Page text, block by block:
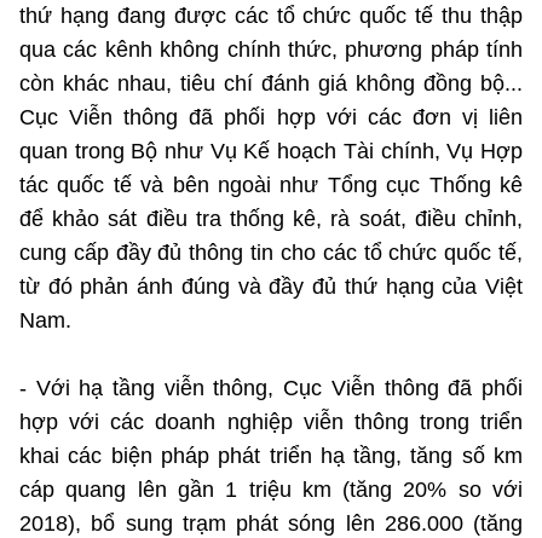
thứ hạng đang được các tổ chức quốc tế thu thập
qua các kênh không chính thức, phương pháp tính
còn khác nhau, tiêu chí đánh giá không đồng bộ...
Cục Viễn thông đã phối hợp với các đơn vị liên
quan trong Bộ như Vụ Kế hoạch Tài chính, Vụ Hợp
tác quốc tế và bên ngoài như Tổng cục Thống kê
để khảo sát điều tra thống kê, rà soát, điều chỉnh,
cung cấp đầy đủ thông tin cho các tổ chức quốc tế,
từ đó phản ánh đúng và đầy đủ thứ hạng của Việt
Nam.
- Với hạ tầng viễn thông, Cục Viễn thông đã phối
hợp với các doanh nghiệp viễn thông trong triển
khai các biện pháp phát triển hạ tầng, tăng số km
cáp quang lên gần 1 triệu km (tăng 20% so với
2018), bổ sung trạm phát sóng lên 286.000 (tăng